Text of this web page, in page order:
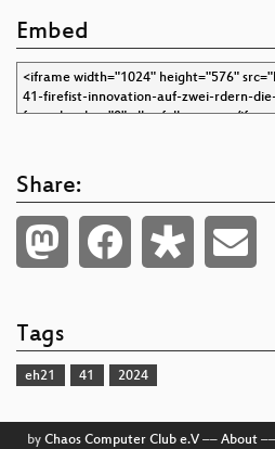
Embed
Share:
Tags
eh21 41 2024
by Chaos Computer Club e.V–– About––